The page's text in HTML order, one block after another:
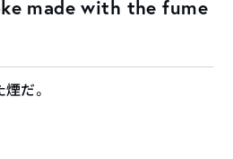
made with the fume
だ。